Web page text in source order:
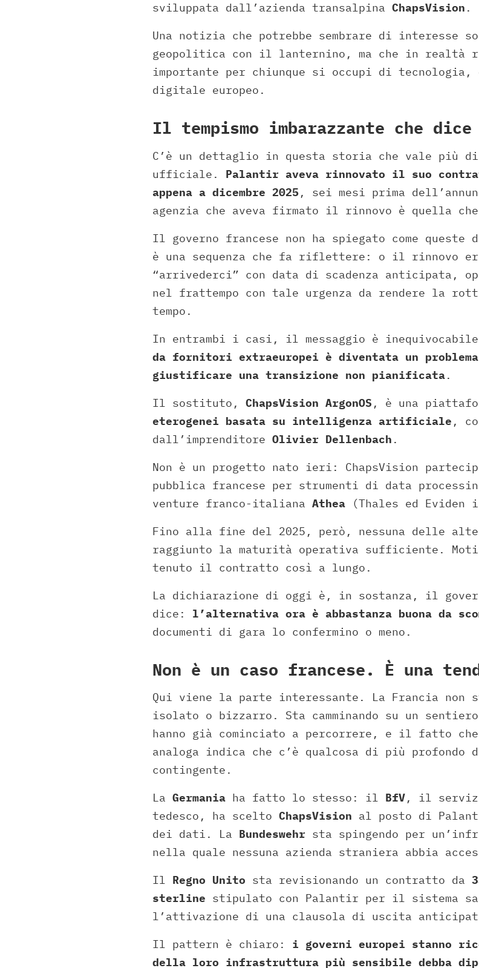
sviluppata dall’azienda transalpina ChapsVision .
Una notizia che potrebbe sembrare di interesse
geopolitica con il lanternino, ma che in realtà
importante per chiunque si occupi di
digitale europeo.
Il tempismo imbarazzante che
C’è un dettaglio in questa storia che vale più di
ufficiale. Palantir aveva rinnovato il suo
appena a dicembre 2025, sei mesi prima
agenzia che aveva firmato il rinnovo è quella
Il governo francese non ha spiegato come queste
è una sequenza che fa riflettere: o il rinnovo
“arrivederci” con data di scadenza anticipata,
nel frattempo con tale urgenza da rendere la
tempo.
In entrambi i casi, il messaggio è
da fornitori extraeuropei è diventata un problema
giustificare una transizione non pianificata.
Il sostituto, ChapsVision ArgonOS , è una
eterogenei basata su intelligenza artificiale ,
dall’imprenditore Olivier Dellenbach .
Non è un progetto nato ieri: ChapsVision
pubblica francese per strumenti di data
venture franco-italiana Athea (Thales ed
Fino alla fine del 2025, però, nessuna delle
raggiunto la maturità operativa sufficiente.
tenuto il contratto così a lungo.
La dichiarazione di oggi è, in sostanza, il
dice: l’alternativa ora è abbastanza buona da
documenti di gara lo confermino o meno.
Non è un caso francese. È una
Qui viene la parte interessante. La Francia non
isolato o bizzarro. Sta camminando su un
hanno già cominciato a percorrere, e il fatto
analoga indica che c’è qualcosa di più
contingente.
La Germania ha fatto lo stesso: il BfV, il
tedesco, ha scelto ChapsVision al posto di
dei dati. La Bundeswehr sta spingendo per
nella quale nessuna azienda straniera abbia
Il Regno Unito sta revisionando un contratto da
sterline stipulato con Palantir per il sistema
l’attivazione di una clausola di uscita
Il pattern è chiaro: i governi europei stanno
della loro infrastruttura più sensibile debba